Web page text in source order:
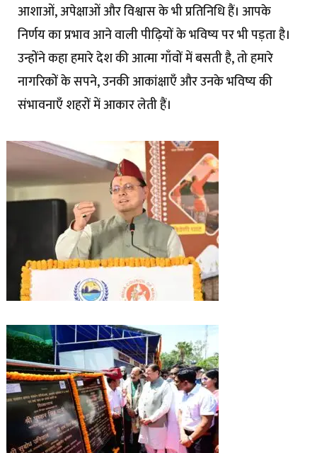
आशाओं, अपेक्षाओं और विश्वास के भी प्रतिनिधि हैं। आपके
निर्णय का प्रभाव आने वाली पीढ़ियों के भविष्य पर भी पड़ता है।
उन्होंने कहा हमारे देश की आत्मा गाँवों में बसती है, तो हमारे
नागरिकों के सपने, उनकी आकांक्षाएँ और उनके भविष्य की
संभावनाएँ शहरों में आकार लेती हैं।